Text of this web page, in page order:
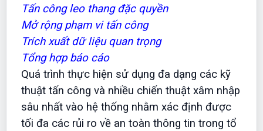
Tấn công leo thang đặc quyền
Mở rộng phạm vi tấn công
Trích xuất dữ liệu quan trọng
Tổng hợp báo cáo
Quá trình thực hiện sử dụng đa dạng các kỹ
thuật tấn công và nhiều chiến thuật xâm nhập
sâu nhất vào hệ thống nhằm xác định được
tối đa các rủi ro về an toàn thông tin trong tổ